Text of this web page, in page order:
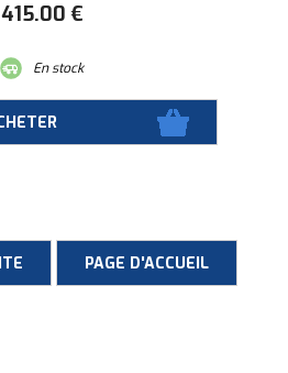
415.00 €
En stock